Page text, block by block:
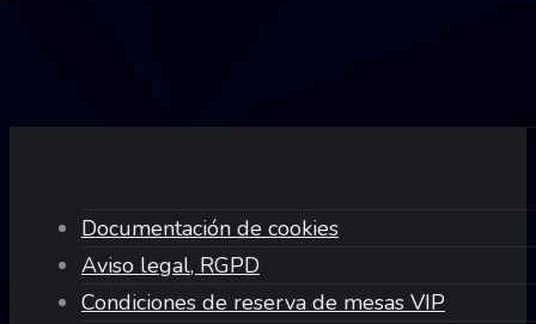
Documentación de cookies
Aviso legal, RGPD
Condiciones de reserva de mesas VIP